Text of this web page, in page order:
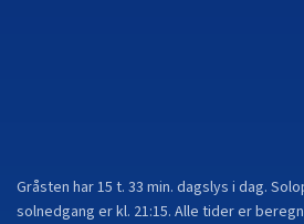
Gråsten har15 t. 33 min. dagslys i dag.
solnedgang er kl. 21:15. Alle tider er